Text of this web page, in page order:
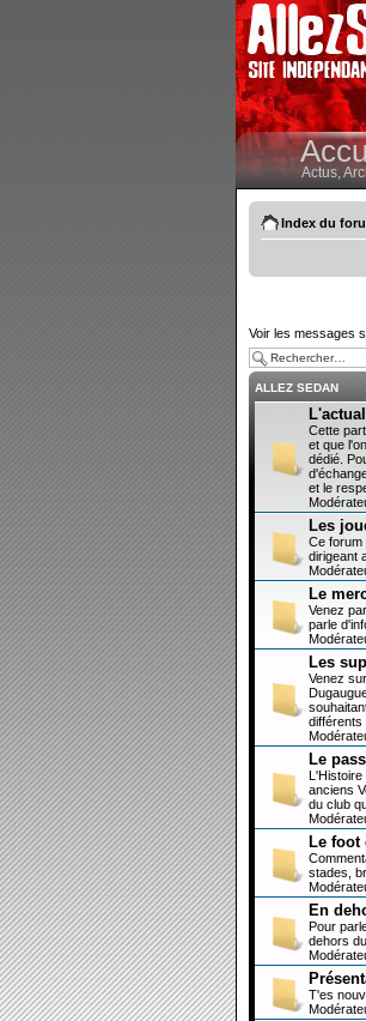
Actus,
Index du
Voir les messages
ALLEZ SEDAN
Cette
et que
dédié.
et le
Les
Ce forum
dirigeant
Le
Venez
parle
Les
Venez
différents
Le
L'Histoire
anciens
du club
Le foot
stades,
En
Pour
dehors
T'es